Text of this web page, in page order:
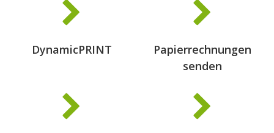
DynamicPRINT
Papierrechnungen
senden